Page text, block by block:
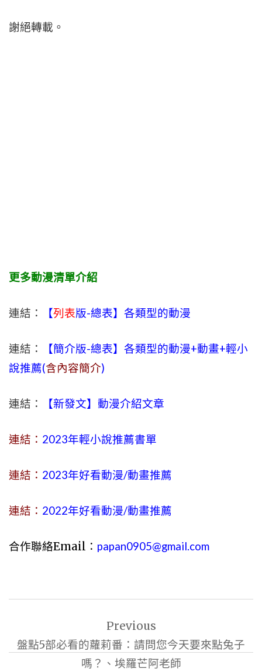
謝絕轉載。
更多動漫清單介紹
連結： 【列表版-總表】各類型的動漫
連結：
【簡介版-總表】各類型的動漫+動畫+輕小
說推薦(含內容簡介)
連結： 【新發文】動漫介紹文章
連結： 2023年輕小說推薦書單
連結： 2023年好看動漫/動畫推薦
連結： 2022年好看動漫/動畫推薦
合作聯絡Email： papan0905@gmail.com
導
Previous
盤點5部必看的蘿莉番：請問您今天要來點兔子
嗎？、埃羅芒阿老師